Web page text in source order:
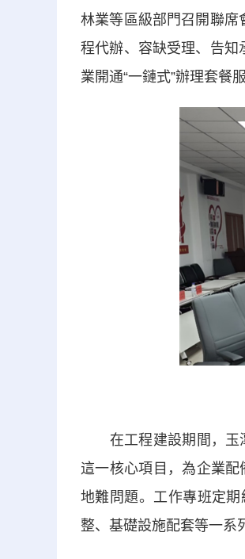
林業等區級部門召開聯席
程代辦、容缺受理、告知
業開通“一鏈式”辦理套餐
在工程建設期間，玉潭
這一核心項目，為企業
地難問題。工作專班定期
整、基礎設施配套等一系